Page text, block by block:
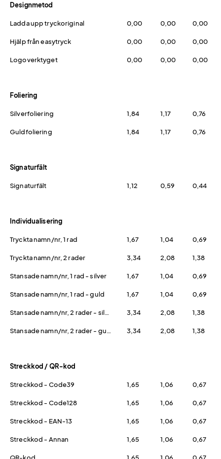
Designmetod
Ladda upp tryckoriginal 0,00 0,00 0,00
Hjälp från easytryck 0,00 0,00 0,00
Logoverktyget 0,00 0,00 0,00
Foliering
Silverfoliering 1,84 1,17 0,76
Guldfoliering 1,84 1,17 0,76
Signaturfält
Signaturfält 1,12 0,59 0,44
Individualisering
Tryckta namn/nr, 1 rad 1,67 1,04 0,69
Tryckta namn/nr, 2 rader 3,34 2,08 1,38
Stansade namn/nr, 1 rad - silver 1,67 1,04 0,69
Stansade namn/nr, 1 rad - guld 1,67 1,04 0,69
Stansade namn/nr, 2 rader - silver 3,34 2,08 1,38
Stansade namn/nr, 2 rader - guld 3,34 2,08 1,38
Streckkod / QR-kod
Streckkod - Code39 1,65 1,06 0,67
Streckkod - Code128 1,65 1,06 0,67
Streckkod - EAN-13 1,65 1,06 0,67
Streckkod - Annan 1,65 1,06 0,67